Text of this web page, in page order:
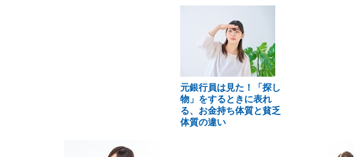
元銀行員は見た！「探し
物」をするときに表れ
る、お金持ち体質と貧乏
体質の違い